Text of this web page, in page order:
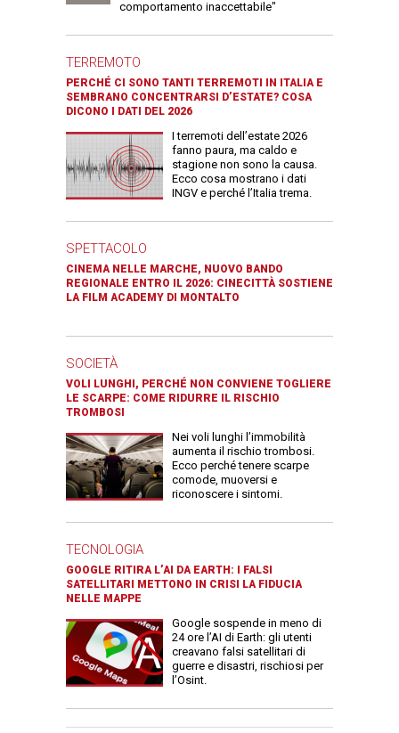
comportamento inaccettabile"
TERREMOTO
PERCHÉ CI SONO TANTI TERREMOTI IN ITALIA E
SEMBRANO CONCENTRARSI D’ESTATE? COSA
DICONO I DATI DEL 2026
I terremoti dell’estate 2026
fanno paura, ma caldo e
stagione non sono la causa.
Ecco cosa mostrano i dati
INGV e perché l’Italia trema.
SPETTACOLO
CINEMA NELLE MARCHE, NUOVO BANDO
REGIONALE ENTRO IL 2026: CINECITTÀ SOSTIENE
LA FILM ACADEMY DI MONTALTO
SOCIETÀ
VOLI LUNGHI, PERCHÉ NON CONVIENE TOGLIERE
LE SCARPE: COME RIDURRE IL RISCHIO
TROMBOSI
Nei voli lunghi l’immobilità
aumenta il rischio trombosi.
Ecco perché tenere scarpe
comode, muoversi e
riconoscere i sintomi.
TECNOLOGIA
GOOGLE RITIRA L’AI DA EARTH: I FALSI
SATELLITARI METTONO IN CRISI LA FIDUCIA
NELLE MAPPE
Google sospende in meno di
24 ore l’AI di Earth: gli utenti
creavano falsi satellitari di
guerre e disastri, rischiosi per
l’Osint.